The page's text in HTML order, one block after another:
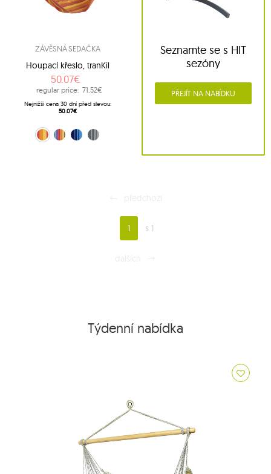
ZÁVĚSNÁ SEDAČKA
Houpací křeslo, tranKil
50.07€
regular price: 71.52€
Nejnižší cena 30 dní před slevou:
50.07€
sunny (17223)
Multicolore (17229)
modrý-tmavomodrý (17230)
Antracitově šedá (17231)
Seznamte se s HIT
sezóny
PŘEJÍT NA NABÍDKU
1 s 1
Týdenní nabídka